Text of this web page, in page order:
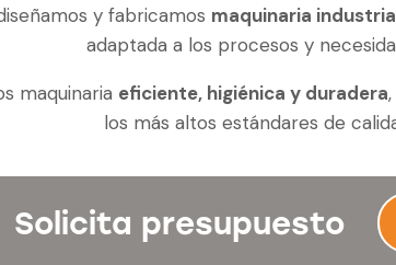
y fabricamos maquinaria
adaptada a los procesos y
maquinaria eficiente, higiénica y duradera
los más altos estándares de
Solicita presupuesto